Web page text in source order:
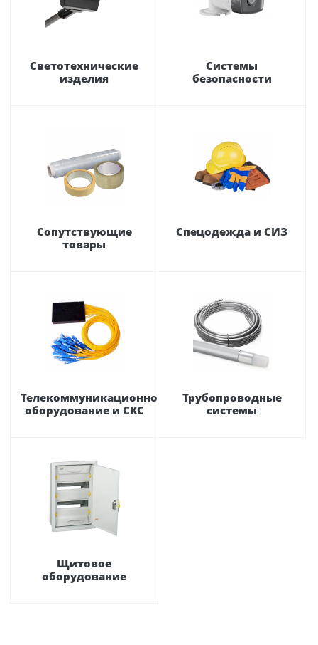
Светотехнические
изделия
Системы
безопасности
Сопутствующие
товары
Спецодежда и СИЗ
Телекоммуникационное
оборудование и СКС
Трубопроводные
системы
Щитовое
оборудование